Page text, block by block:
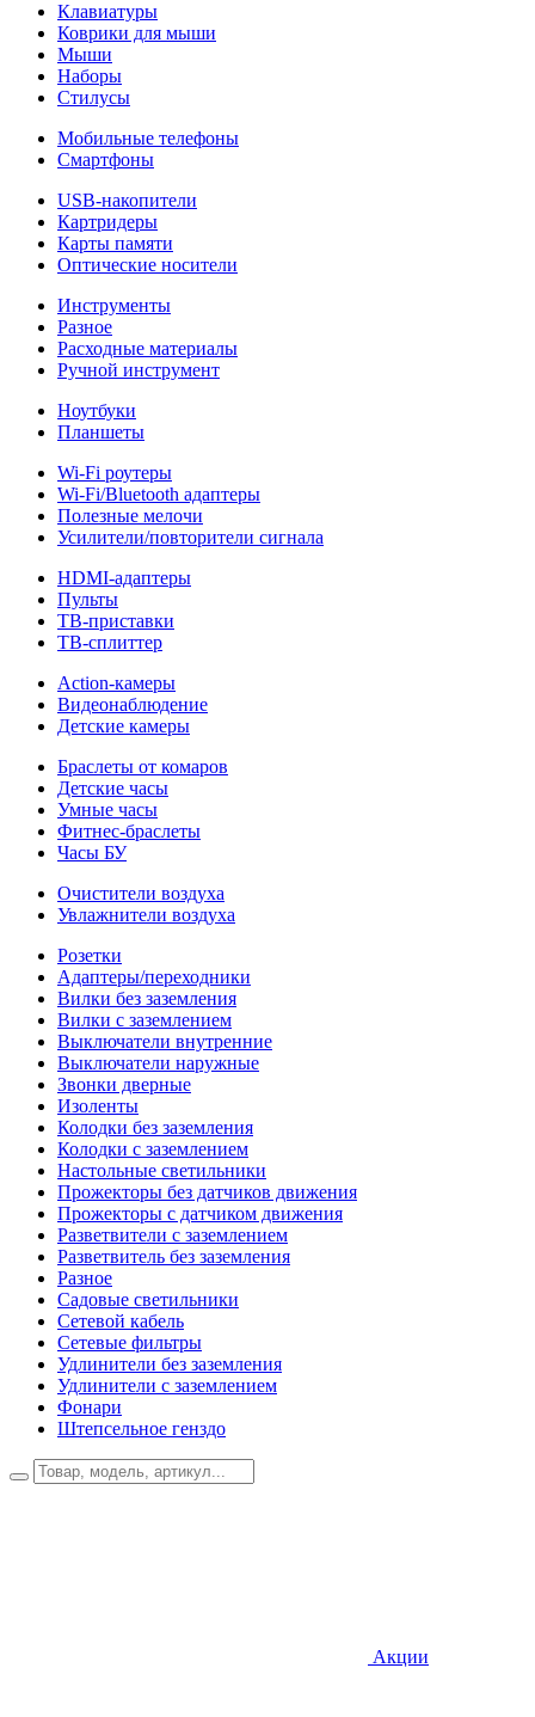
Клавиатуры
Коврики для мыши
Мыши
Наборы
Стилусы
Мобильные телефоны
Смартфоны
USB-накопители
Картридеры
Карты памяти
Оптические носители
Инструменты
Разное
Расходные материалы
Ручной инструмент
Ноутбуки
Планшеты
Wi-Fi роутеры
Wi-Fi/Bluetooth адаптеры
Полезные мелочи
Усилители/повторители сигнала
HDMI-адаптеры
Пульты
ТВ-приставки
ТВ-сплиттер
Action-камеры
Видеонаблюдение
Детские камеры
Браслеты от комаров
Детские часы
Умные часы
Фитнес-браслеты
Часы БУ
Очистители воздуха
Увлажнители воздуха
Розетки
Адаптеры/переходники
Вилки без заземления
Вилки с заземлением
Выключатели внутренние
Выключатели наружные
Звонки дверные
Изоленты
Колодки без заземления
Колодки с заземлением
Настольные светильники
Прожекторы без датчиков движения
Прожекторы с датчиком движения
Разветвители с заземлением
Разветвитель без заземления
Разное
Садовые светильники
Сетевой кабель
Сетевые фильтры
Удлинители без заземления
Удлинители с заземлением
Фонари
Штепсельное генздо
Акции